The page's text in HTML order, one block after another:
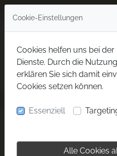
Cookie-Einstellungen
Cookies helfen uns bei
Dienste. Durch die
erklären Sie sich damit
Cookies setzen können.
Essenziell
Alle Cookies